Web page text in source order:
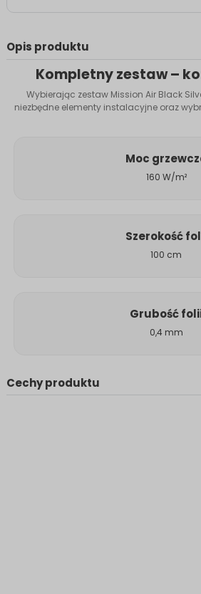
Opis produktu
Kompletny zestaw –
Wybierając zestaw Mission Air Black
niezbędne elementy instalacyjne oraz
Moc
160 W/m²
Szerokość
100 cm
Grubość
0,4 mm
Cechy produktu